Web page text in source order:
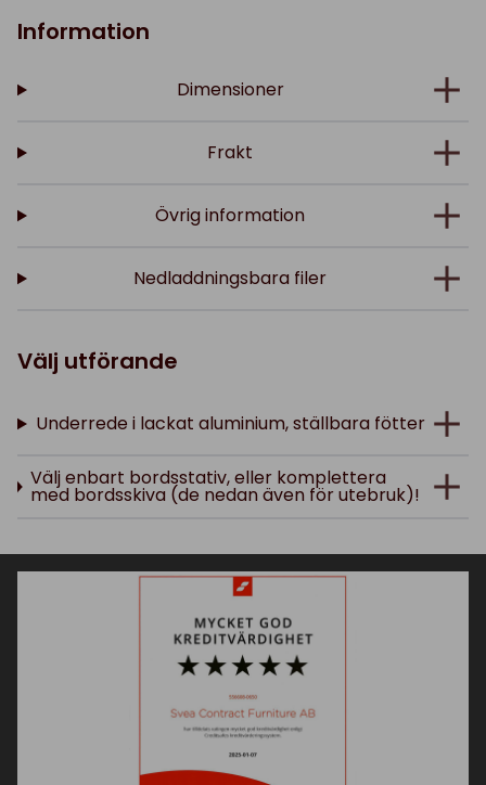
Information
Dimensioner
Frakt
Övrig information
Nedladdningsbara filer
Välj utförande
Underrede i lackat aluminium, ställbara fötter
Välj enbart bordsstativ, eller komplettera
med bordsskiva (de nedan även för utebruk)!